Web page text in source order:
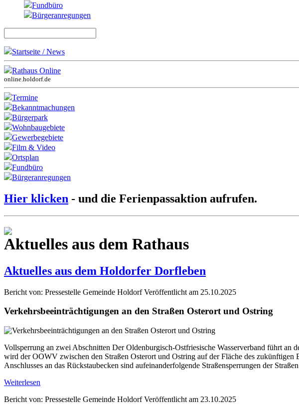
Fundbüro
Bürgeranregungen
Startseite / News
Rathaus Online
online.holdorf.de
Termine
Bekanntmachungen
Bürgerpark
Wohnbaugebiete
Gewerbegebiete
Film & Video
Ortsplan
Fundbüro
Bürgeranregungen
Hier klicken - und die Ferienpassaktion aufrufen.
Aktuelles aus dem Rathaus
Aktuelles aus dem Holdorfer Dorfleben
Bericht von: Pressestelle Gemeinde Holdorf Veröffentlicht am 25.10.2025
Verkehrsbeeinträchtigungen an den Straßen Osterort und Ostring
Vollsperrung an zwei Abschnitten Der Oldenburgisch-Ostfriesische Wasserverband führt
wird der OOWV zwischen den Straßen Osterort und Ostring auf der Fläche des
Anschlusses an das Rückstaubecken sind aufeinanderfolgende Straßensperrungen der
Weiterlesen
Bericht von: Pressestelle Gemeinde Holdorf Veröffentlicht am 23.10.2025